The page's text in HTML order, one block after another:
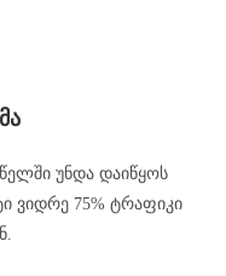
უნდა დაიწყოს
ვიდრე 75% ტრაფიკი